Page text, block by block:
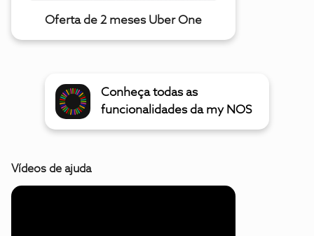
Oferta de 2 meses Uber One
Conheça todas as
funcionalidades da my NOS
Vídeos de ajuda